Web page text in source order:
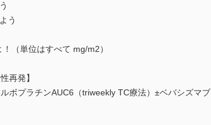
う
（単位はすべて mg/m2）
再発】
ボプラチンAUC6（triweekly TC療法）±ベバシズマブ